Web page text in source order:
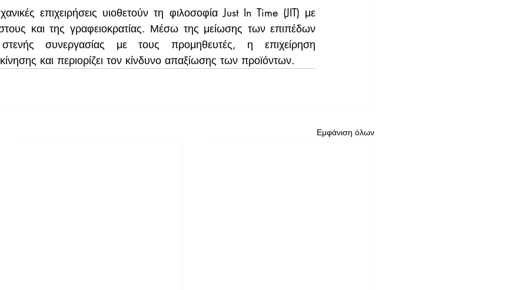
επιχειρήσεις υιοθετούν τη φιλοσοφία Just In Time (JIT) με
και της γραφειοκρατίας. Μέσω της μείωσης των επιπέδων
συνεργασίας με τους προμηθευτές, η επιχείρηση
και περιορίζει τον κίνδυνο απαξίωσης των προϊόντων.
Εμφάνιση όλων